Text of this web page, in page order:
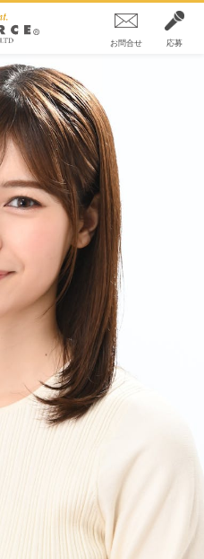
お問合せ 応募